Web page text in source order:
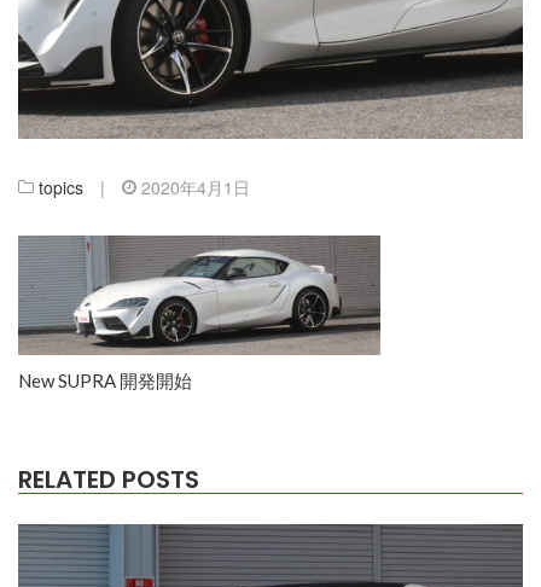
topics | 2020年4月1日
New SUPRA 開発開始
RELATED POSTS